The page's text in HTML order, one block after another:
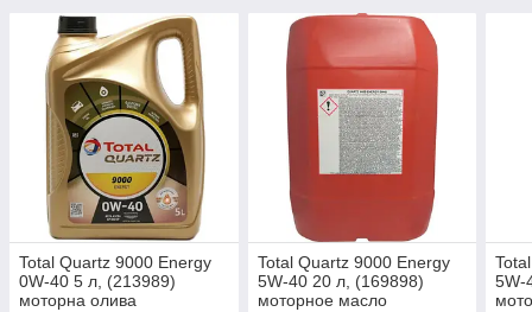
Total Quartz 9000 Energy
0W-40 5 л, (213989)
моторна олива
Total Quartz 9000 Energy
5W-40 20 л, (169898)
моторное масло
5W-